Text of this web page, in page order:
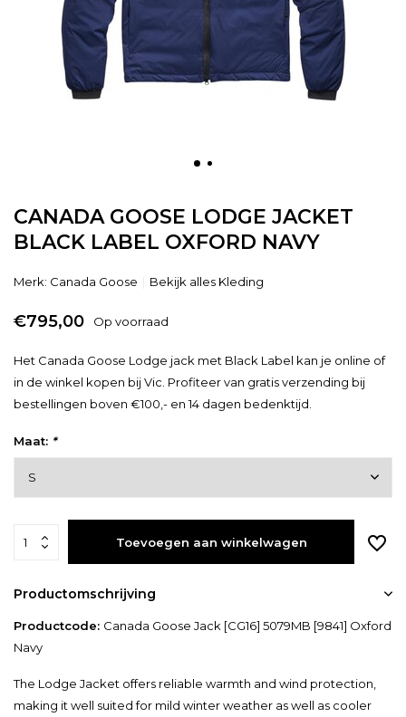
CANADA GOOSE LODGE JACKET
BLACK LABEL OXFORD NAVY
Merk: Canada Goose Bekijk alles Kleding
€795,00 Op voorraad
Het Canada Goose Lodge jack met Black Label kan je online of
in de winkel kopen bij Vic. Profiteer van gratis verzending bij
bestellingen boven €100,- en 14 dagen bedenktijd.
Maat: *
Toevoegen aan winkelwagen
Productomschrijving
Productcode: Canada Goose Jack [CG16] 5079MB [9841] Oxford
Navy
The Lodge Jacket offers reliable warmth and wind protection,
making it well suited for mild winter weather as well as cooler